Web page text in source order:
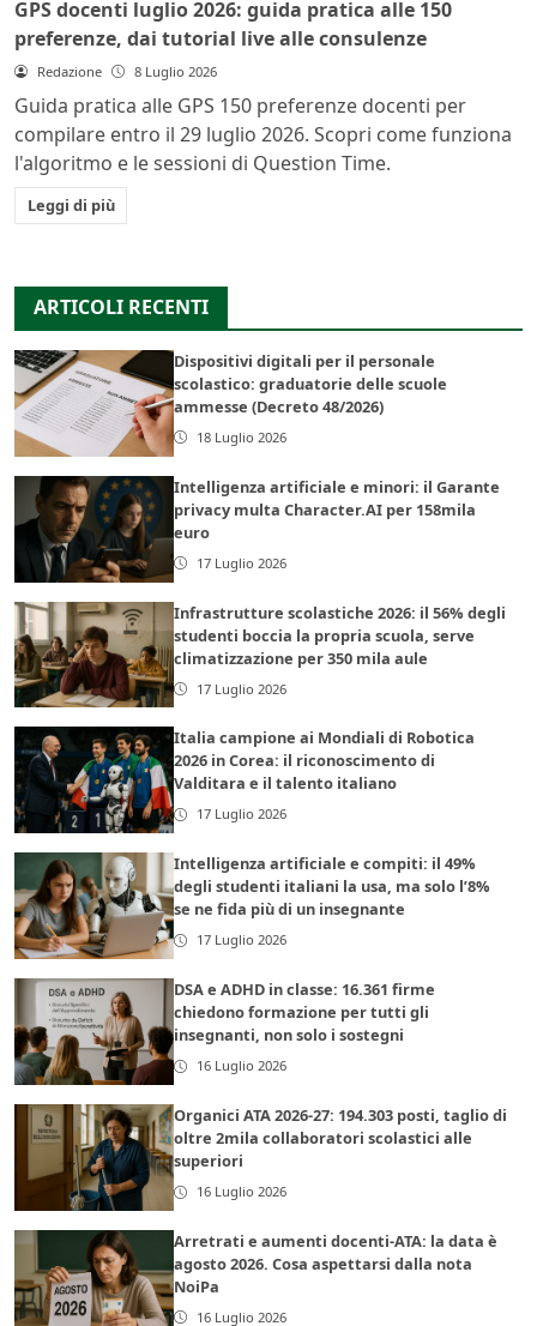
GPS docenti luglio 2026: guida pratica alle 150
preferenze, dai tutorial live alle consulenze
Redazione 8 Luglio 2026
Guida pratica alle GPS 150 preferenze docenti per
compilare entro il 29 luglio 2026. Scopri come funziona
l'algoritmo e le sessioni di Question Time.
Leggi di più
ARTICOLI RECENTI
Dispositivi digitali per il personale
scolastico: graduatorie delle scuole
ammesse (Decreto 48/2026)
18 Luglio 2026
Intelligenza artificiale e minori: il Garante
privacy multa Character.AI per 158mila
euro
17 Luglio 2026
Infrastrutture scolastiche 2026: il 56% degli
studenti boccia la propria scuola, serve
climatizzazione per 350 mila aule
17 Luglio 2026
Italia campione ai Mondiali di Robotica
2026 in Corea: il riconoscimento di
Valditara e il talento italiano
17 Luglio 2026
Intelligenza artificiale e compiti: il 49%
degli studenti italiani la usa, ma solo l’8%
se ne fida più di un insegnante
17 Luglio 2026
DSA e ADHD in classe: 16.361 firme
chiedono formazione per tutti gli
insegnanti, non solo i sostegni
16 Luglio 2026
Organici ATA 2026-27: 194.303 posti, taglio di
oltre 2mila collaboratori scolastici alle
superiori
16 Luglio 2026
Arretrati e aumenti docenti-ATA: la data è
agosto 2026. Cosa aspettarsi dalla nota
NoiPa
16 Luglio 2026